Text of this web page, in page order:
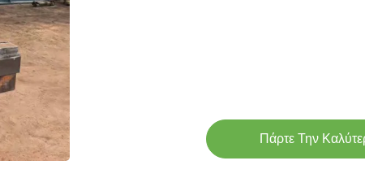
Πάρτε Την